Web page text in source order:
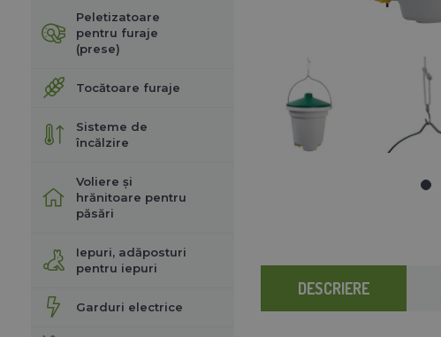
Peletizatoare
pentru furaje
(prese)
Tocătoare furaje
Sisteme de
încălzire
Voliere și
hrănitoare pentru
păsări
Iepuri, adăposturi
pentru iepuri
Garduri electrice
DESCRIERE